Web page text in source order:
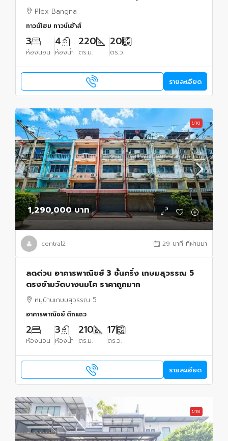
ศรีเอี่ยม 32000 บาท
Plex Bangna
ทาวน์โฮม ทาวน์เฮ้าส์
3
ห้องนอน
4
ห้องน้ำ
220
ตร.ม.
20
ตร.ว.
รายละเอียด
ขาย
1,290,000 บาท
central2 29 นาที ที่ผ่านมา
ลดด่วน อาคารพาณิชย์ 3 ชั้นครึ่ง เกษมสุวรรณ 5
ตรงข้ามวัดบางนมโค ราคาถูกมาก
หมู่บ้านเกษมสุวรรณ 5
อาคารพาณิชย์ ตึกแถว
2
ห้องนอน
3
ห้องน้ำ
210
ตร.ม.
17
ตร.ว.
รายละเอียด
ขาย